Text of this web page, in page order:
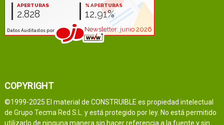
COPYRIGHT
©1999-2025 El material de CONSTRUIBLE es propiedad intelectual
de Grupo Tecma Red S.L. y está protegido por ley. No está permitido
utilizarlo de ninguna manera sin hacer referencia a la fuente y sin